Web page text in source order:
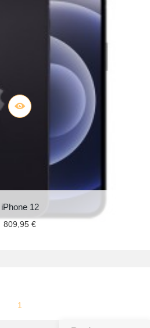
iPhone 12
809,95 €
1